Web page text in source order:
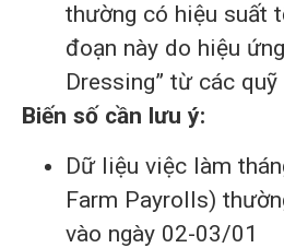
thường có hiệu suất
đoạn này do hiệu
Dressing” từ các
Biến số cần lưu ý:
Dữ liệu việc làm
Farm Payrolls)
vào ngày 02-03/01